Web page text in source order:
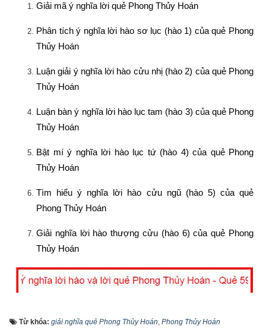
Giải mã ý nghĩa lời quẻ Phong Thủy Hoán
Phân tích ý nghĩa lời hào sơ lục (hào 1) của quẻ Phong
Thủy Hoán
Luận giải ý nghĩa lời hào cửu nhị (hào 2) của quẻ Phong
Thủy Hoán
Luận bàn ý nghĩa lời hào lục tam (hào 3) của quẻ Phong
Thủy Hoán
Bật mí ý nghĩa lời hào lục tứ (hào 4) của quẻ Phong
Thủy Hoán
Tìm hiểu ý nghĩa lời hào cửu ngũ (hào 5) của quẻ
Phong Thủy Hoán
Giải nghĩa lời hào thượng cửu (hào 6) của quẻ Phong
Thủy Hoán
Từ khóa: giải nghĩa quẻ Phong Thủy Hoán, Phong Thủy Hoán